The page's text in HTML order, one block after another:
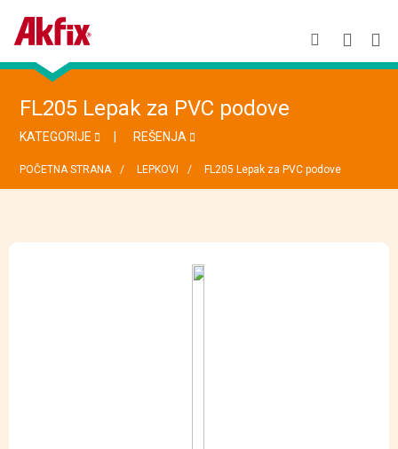
FL205 Lepak za PVC podove
KATEGORIJE REŠENJA
POČETNA STRANA LEPKOVI FL205 Lepak za PVC podove